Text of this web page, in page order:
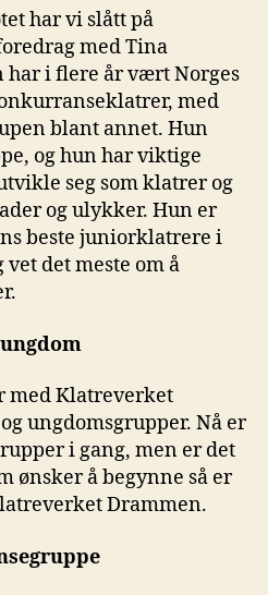
har vi slått på
med Tina
har i flere år vært Norges
med
blant annet. Hun
og hun har viktige
seg som klatrer og
og ulykker. Hun er
beste juniorklatrere i
det meste om å
med Klatreverket
ungdomsgrupper. Nå er
i gang, men er det
ønsker å begynne så er
Drammen.